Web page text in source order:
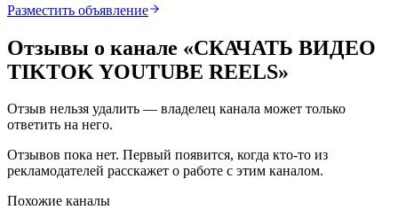
Разместить объявление
Отзывы о канале «СКАЧАТЬ ВИДЕО
TIKTOK YOUTUBE REELS»
Отзыв нельзя удалить — владелец канала может только
ответить на него.
Отзывов пока нет. Первый появится, когда кто-то из
рекламодателей расскажет о работе с этим каналом.
Похожие каналы